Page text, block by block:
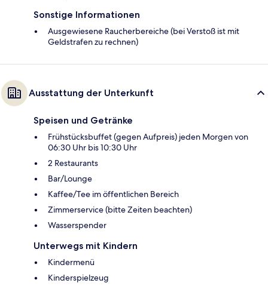
Sonstige Informationen
Ausgewiesene Raucherbereiche (bei Verstoß ist mit
Geldstrafen zu rechnen)
Ausstattung der Unterkunft
Speisen und Getränke
Frühstücksbuffet (gegen Aufpreis) jeden Morgen von
06:30 Uhr bis 10:30 Uhr
2 Restaurants
Bar/Lounge
Kaffee/Tee im öffentlichen Bereich
Zimmerservice (bitte Zeiten beachten)
Wasserspender
Unterwegs mit Kindern
Kindermenü
Kinderspielzeug